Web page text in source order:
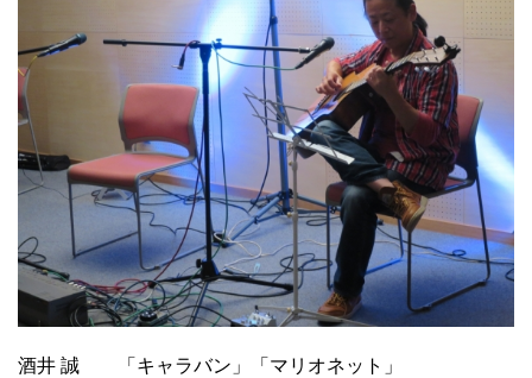
酒井 誠 「キャラバン」「マリオネット」